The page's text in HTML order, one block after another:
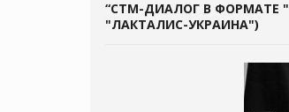
“СТМ-ДИАЛОГ В ФОРМАТЕ
"ЛАКТАЛИС-УКРАИНА")